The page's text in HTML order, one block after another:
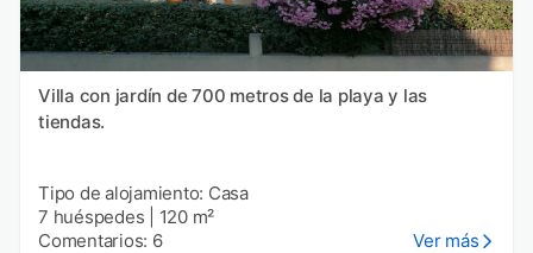
Villa con jardín de 700 metros de la playa y las
tiendas.
Tipo de alojamiento: Casa
7 huéspedes
120 m²
Comentarios: 6
Ver más